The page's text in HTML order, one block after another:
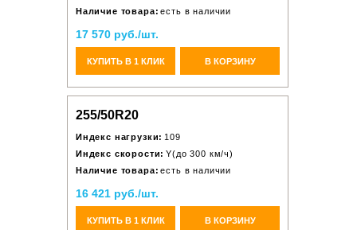
Наличие товара: есть в наличии
17 570 руб./шт.
КУПИТЬ В 1 КЛИК В КОРЗИНУ
255/50R20
Индекс нагрузки: 109
Индекс скорости: Y(до 300 км/ч)
Наличие товара: есть в наличии
16 421 руб./шт.
КУПИТЬ В 1 КЛИК В КОРЗИНУ